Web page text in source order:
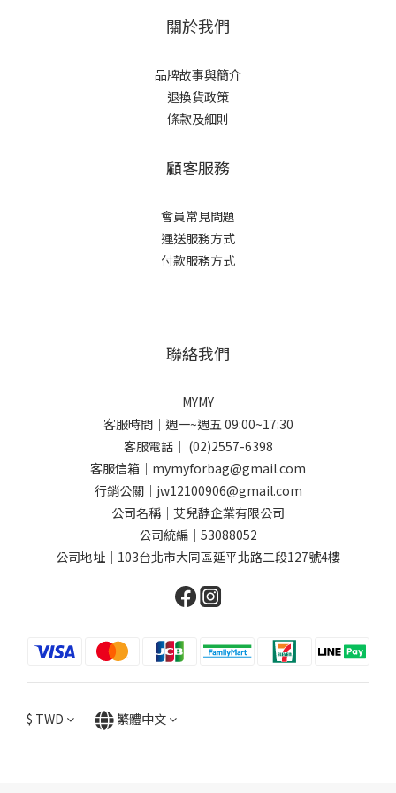
關於我們
品牌故事與簡介
退換貨政策
條款及細則
顧客服務
會員常見問題
運送服務方式
付款服務方式
聯絡我們
MYMY
客服時間｜週一~週五 09:00~17:30
客服電話｜ (02)2557-6398
客服信箱｜mymyforbag@gmail.com
行銷公關｜jw12100906@gmail.com
公司名稱｜艾兒馞企業有限公司
公司統編｜53088052
公司地址｜103台北市大同區延平北路二段127號4樓
$ TWD 繁體中文